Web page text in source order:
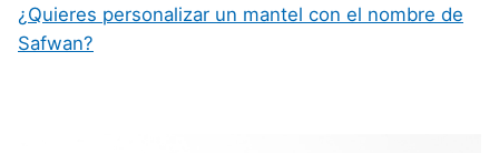
¿Quieres personalizar un mantel con el nombre de
Safwan?